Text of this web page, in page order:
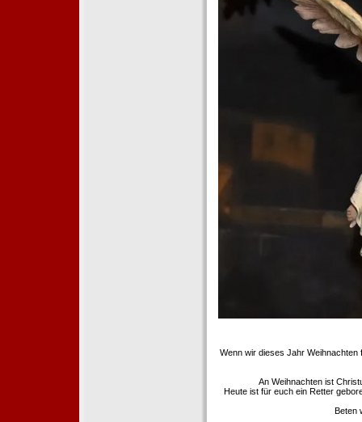
Wenn wir dieses Jahr
An Weihnachten ist
Heute ist für euch ein Retter
Beten